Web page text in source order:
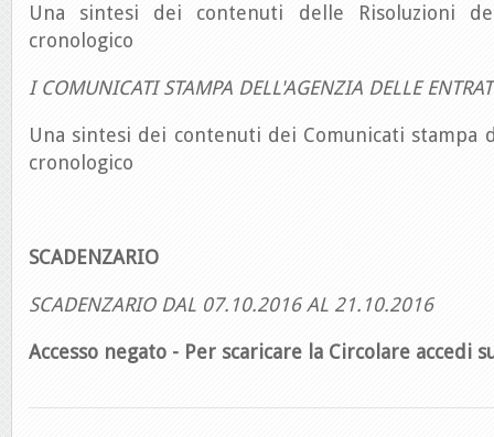
Una sintesi dei contenuti delle Risoluzioni
cronologico
I COMUNICATI STAMPA DELL'AGENZIA DELLE
Una sintesi dei contenuti dei Comunicati stampa
cronologico
SCADENZARIO
SCADENZARIO DAL 07.10.2016 AL 21.10.2016
Accesso negato - Per scaricare la Circolare accedi